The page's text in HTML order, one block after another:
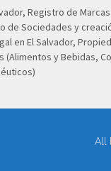
Registro de
de Sociedades y
en El Salvador,
(Alimentos y Bebidas,
All